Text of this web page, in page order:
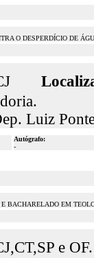
O DESPERDÍCIO DE
Luiz
Autógrafo:
-
BACHARELADO EM
e OF.